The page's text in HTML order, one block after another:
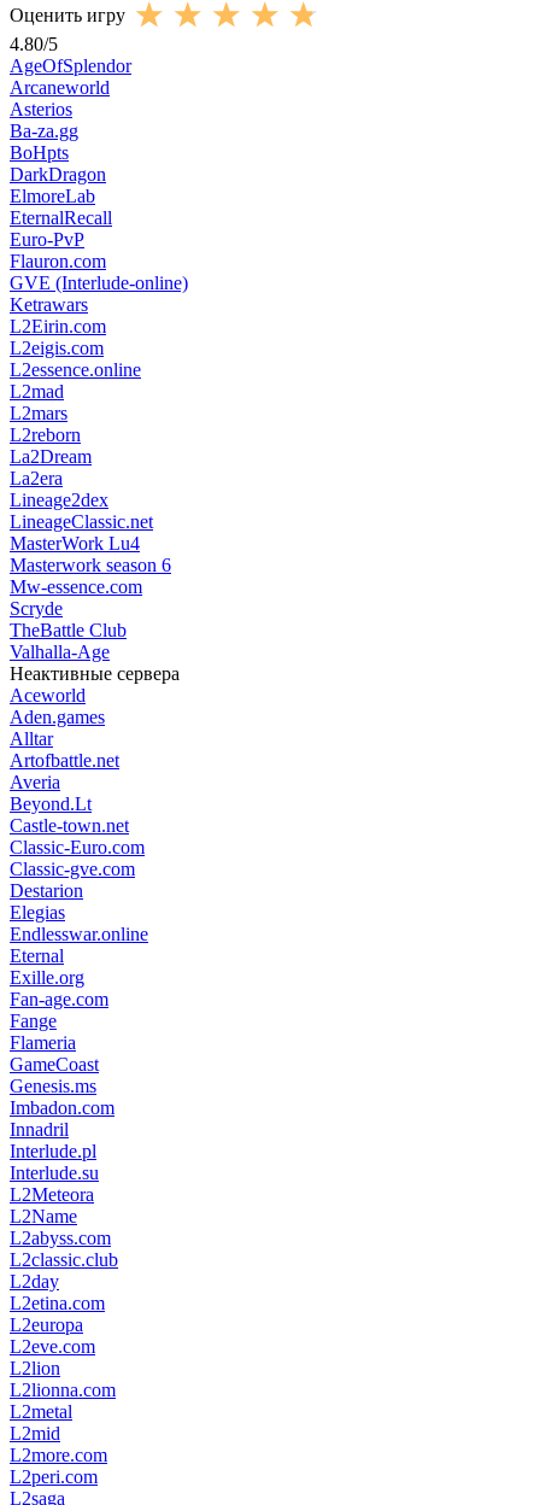
Оценить игру
4.80/5
AgeOfSplendor
Arcaneworld
Asterios
Ba-za.gg
BoHpts
DarkDragon
ElmoreLab
EternalRecall
Euro-PvP
Flauron.com
GVE (Interlude-online)
Ketrawars
L2Eirin.com
L2eigis.com
L2essence.online
L2mad
L2mars
L2reborn
La2Dream
La2era
Lineage2dex
LineageClassic.net
MasterWork Lu4
Masterwork season 6
Mw-essence.com
Scryde
TheBattle Club
Valhalla-Age
Неактивные сервера
Aceworld
Aden.games
Alltar
Artofbattle.net
Averia
Beyond.Lt
Castle-town.net
Classic-Euro.com
Classic-gve.com
Destarion
Elegias
Endlesswar.online
Eternal
Exille.org
Fan-age.com
Fange
Flameria
GameCoast
Genesis.ms
Imbadon.com
Innadril
Interlude.pl
Interlude.su
L2Meteora
L2Name
L2abyss.com
L2classic.club
L2day
L2etina.com
L2europa
L2eve.com
L2lion
L2lionna.com
L2metal
L2mid
L2more.com
L2peri.com
L2saga